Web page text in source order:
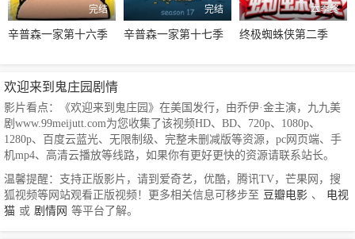
完结
辛普森一家第十六季
完结
辛普森一家第十七季
本季终
终极蜘蛛侠第二季
欢迎来到鬼庄园剧情
影片看点：《欢迎来到鬼庄园》在美国发行，由乔伊·金主演，九九美
剧www.99meijutt.com为您收集了该视频HD、BD、720p、1080p、
1280p、百度云蓝光、无限制级、完整未删减版等资源，pc网页端、手
机mp4、高清云播放等线路，如果你有更好更快的资源请联系站长。
温馨提醒：支持正版影片，请到爱奇艺，优酷，腾讯TV，芒果网，搜
狐视频等网站观看正版视频！更多相关信息可移步至 豆瓣电影 、
电视
猫 或 剧情网 等平台了解。